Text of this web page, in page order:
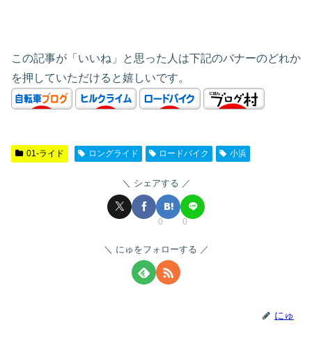
この記事が「いいね」と思った人は下記のバナーのどれか
を押していただけると嬉しいです。
01-ライド ロングライド ロードバイク 小浜
シェアする
0 0
にゅをフォローする
にゅ